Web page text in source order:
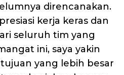
direncanakan.
kerja keras dan
seluruh tim yang
ini, saya yakin
yang lebih besar